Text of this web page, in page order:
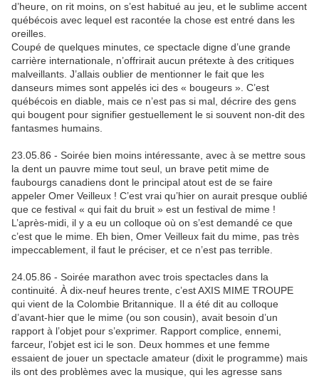
d’heure, on rit moins, on s’est habitué au jeu, et le sublime accent
québécois avec lequel est racontée la chose est entré dans les
oreilles.
Coupé de quelques minutes, ce spectacle digne d’une grande
carrière internationale, n’offrirait aucun prétexte à des critiques
malveillants. J’allais oublier de mentionner le fait que les
danseurs mimes sont appelés ici des « bougeurs ». C’est
québécois en diable, mais ce n’est pas si mal, décrire des gens
qui bougent pour signifier gestuellement le si souvent non-dit des
fantasmes humains.
23.05.86 - Soirée bien moins intéressante, avec à se mettre sous
la dent un pauvre mime tout seul, un brave petit mime de
faubourgs canadiens dont le principal atout est de se faire
appeler Omer Veilleux ! C’est vrai qu’hier on aurait presque oublié
que ce festival « qui fait du bruit » est un festival de mime !
L’après-midi, il y a eu un colloque où on s’est demandé ce que
c’est que le mime. Eh bien, Omer Veilleux fait du mime, pas très
impeccablement, il faut le préciser, et ce n’est pas terrible.
24.05.86 - Soirée marathon avec trois spectacles dans la
continuité. À dix-neuf heures trente, c’est AXIS MIME TROUPE
qui vient de la Colombie Britannique. Il a été dit au colloque
d’avant-hier que le mime (ou son cousin), avait besoin d’un
rapport à l’objet pour s’exprimer. Rapport complice, ennemi,
farceur, l’objet est ici le son. Deux hommes et une femme
essaient de jouer un spectacle amateur (dixit le programme) mais
ils ont des problèmes avec la musique, qui les agresse sans